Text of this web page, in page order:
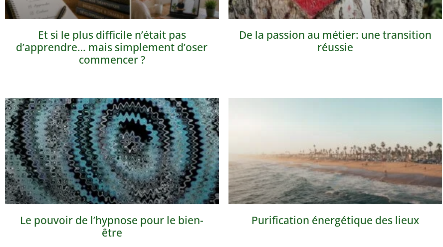
Et si le plus difficile n’était pas
d’apprendre… mais simplement d’oser
commencer ?
De la passion au métier: une transition
réussie
Le pouvoir de l’hypnose pour le bien-
être
Purification énergétique des lieux